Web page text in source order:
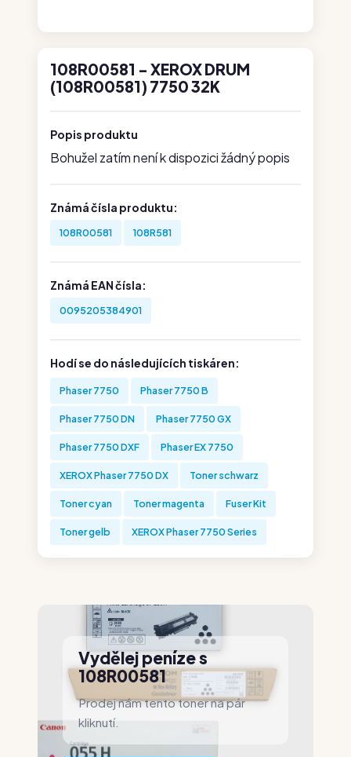
108R00581 - XEROX DRUM
(108R00581) 7750 32K
Popis produktu
Bohužel zatím není k dispozici žádný popis
Známá čísla produktu:
108R00581 108R581
Známá EAN čísla:
0095205384901
Hodí se do následujících tiskáren:
Phaser 7750 Phaser 7750 B
Phaser 7750 DN Phaser 7750 GX
Phaser 7750 DXF Phaser EX 7750
XEROX Phaser 7750 DX Toner schwarz
Toner cyan Toner magenta Fuser Kit
Toner gelb XEROX Phaser 7750 Series
Vydělej peníze s
108R00581
Prodej nám tento toner na pár
kliknutí.